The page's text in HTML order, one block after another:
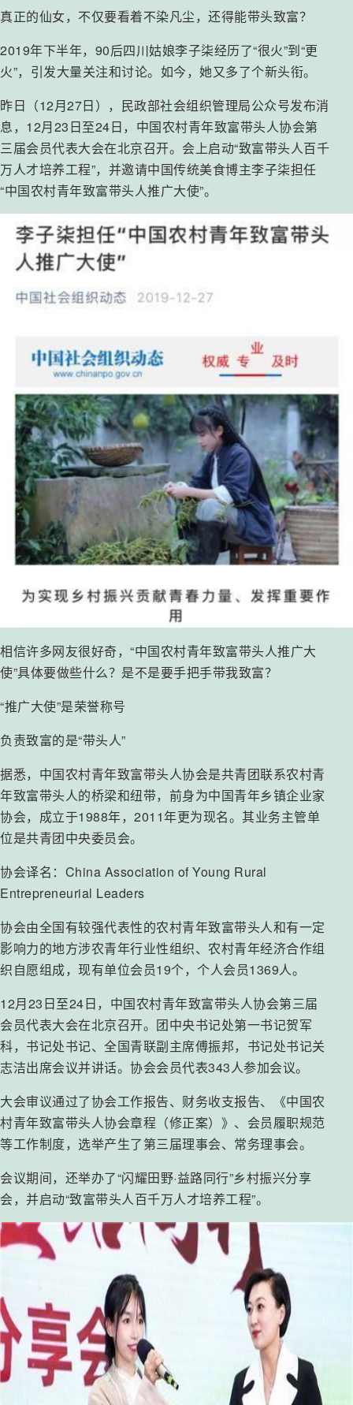
真正的仙女，不仅要看着不染凡尘，还得能带头致富？
2019年下半年，90后四川姑娘李子柒经历了“很火”到“更
火”，引发大量关注和讨论。如今，她又多了个新头衔。
昨日（12月27日），民政部社会组织管理局公众号发布消
息，12月23日至24日，中国农村青年致富带头人协会第
三届会员代表大会在北京召开。会上启动“致富带头人百千
万人才培养工程”，并邀请中国传统美食博主李子柒担任
“中国农村青年致富带头人推广大使”。
相信许多网友很好奇，“中国农村青年致富带头人推广大
使”具体要做些什么？是不是要手把手带我致富？
“推广大使”是荣誉称号
负责致富的是“带头人”
据悉，中国农村青年致富带头人协会是共青团联系农村青
年致富带头人的桥梁和纽带，前身为中国青年乡镇企业家
协会，成立于1988年，2011年更为现名。其业务主管单
位是共青团中央委员会。
协会译名：China Association of Young Rural
Entrepreneurial Leaders
协会由全国有较强代表性的农村青年致富带头人和有一定
影响力的地方涉农青年行业性组织、农村青年经济合作组
织自愿组成，现有单位会员19个，个人会员1369人。
12月23日至24日，中国农村青年致富带头人协会第三届
会员代表大会在北京召开。团中央书记处第一书记贺军
科，书记处书记、全国青联副主席傅振邦，书记处书记关
志洁出席会议并讲话。协会会员代表343人参加会议。
大会审议通过了协会工作报告、财务收支报告、《中国农
村青年致富带头人协会章程（修正案）》、会员履职规范
等工作制度，选举产生了第三届理事会、常务理事会。
会议期间，还举办了“闪耀田野·益路同行”乡村振兴分享
会，并启动“致富带头人百千万人才培养工程”。